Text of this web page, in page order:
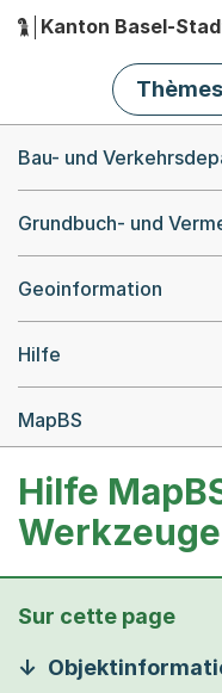
Hauptnavigation
Kanton Basel-
Thèmes
Bau- und
Grundbuch- und
Geoinformation
Hilfe
MapBS
Hilfe
Werkzeuge
Sur cette page